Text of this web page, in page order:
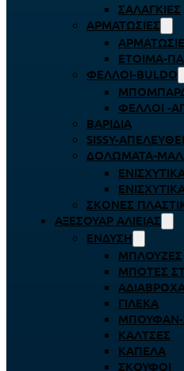
ΣΑΛΑΓΚΙΈΣ
ΑΡΜΑΤΩΣΙΈΣ
ΈΤΟΙΜΑ-
ΦΕΛΛΟΊ-BULDO
ΦΕΛΛΟΊ -
ΒΑΡΊΔΙΑ
SISSY-
ΔΟΛΏΜΑΤΑ-
ΣΚΌΝΕΣ
ΑΞΕΣΟΥΆΡ ΑΛΙΕΊΑΣ
ΈΝΔΥΣΗ
ΜΠΛΟΎΖΕΣ
ΜΠΌΤΕΣ
ΓΙΛΈΚΑ
ΜΠΟΥΦΆΝ-
ΚΆΛΤΣΕΣ
ΚΑΠΈΛΑ
ΣΚΟΎΦΟΙ